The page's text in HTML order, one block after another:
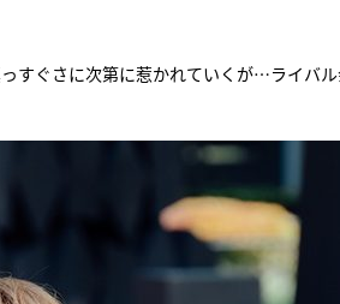
すぐさに次第に惹かれていくが…ライバル